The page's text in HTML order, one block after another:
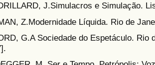
J.Simulacros e Simulação.
Z.Modernidade Líquida. Rio de
G.A Sociedade do Espetáculo. Rio